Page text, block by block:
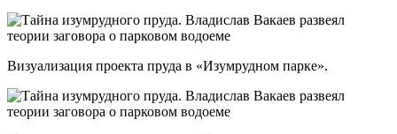
Визуализация проекта пруда в «Изумрудном парке».